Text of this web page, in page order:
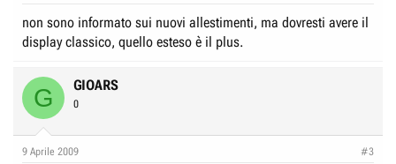
non sono informato sui nuovi allestimenti, ma dovresti avere il
display classico, quello esteso è il plus.
G GIOARS
0
9 Aprile 2009 #3